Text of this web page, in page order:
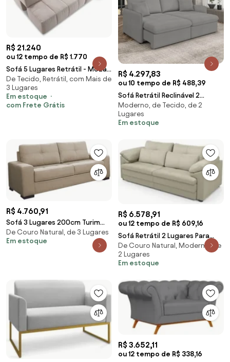
R$ 21.240
ou 12 tempo de R$ 1.770
Sofá 5 Lugares Retrátil - Mozaik
Linho Bege
De Tecido, Retrátil, com Mais de
3 Lugares
Em estoque
com Frete Grátis
R$ 4.297,83
ou 10 tempo de R$ 488,39
Sofá Retrátil Reclinável 2
Lugares 154cm Maili Bouclê K01 -
D'Rossi - Cinza
Moderno, de Tecido, de 2
Lugares
Em estoque
R$ 4.760,91
Sofá 3 Lugares 200cm Turim
Couro Bege 66 G58 - Gran Belo
De Couro Natural, de 3 Lugares
Em estoque
R$ 6.578,91
ou 12 tempo de R$ 609,16
Sofá Retrátil 2 Lugares Para
Sala 175cm Dijon Couro Creme
S07 - Mpozen
De Couro Natural, Moderno, de
2 Lugares
Em estoque
R$ 3.652,11
ou 12 tempo de R$ 338,16